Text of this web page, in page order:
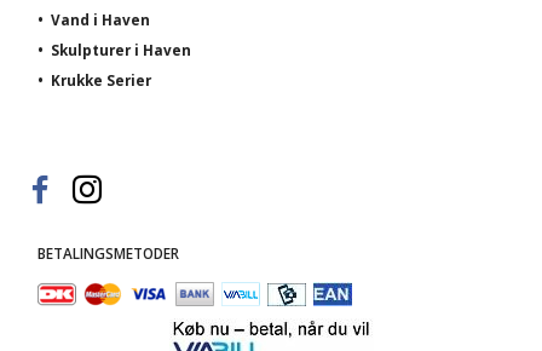
• Vand i Haven
• Skulpturer i Haven
• Krukke Serier
BETALINGSMETODER